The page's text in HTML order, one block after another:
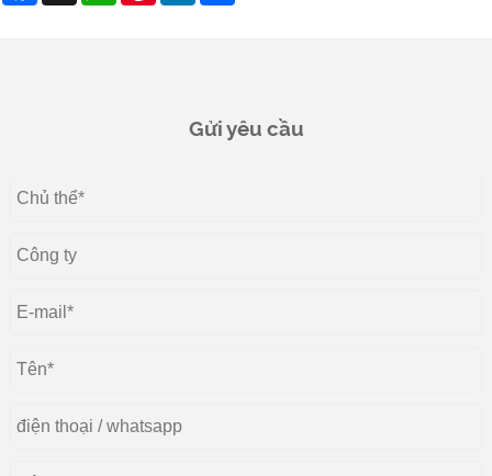
Gửi yêu cầu